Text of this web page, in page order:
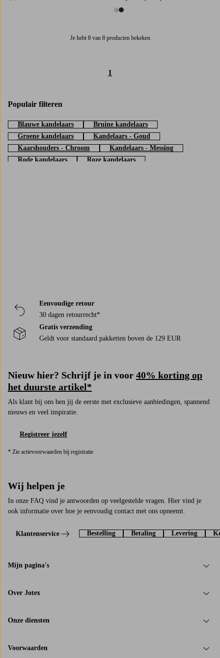
2 kleuren
2 kleuren
Je hebt 8 van 8 producten bekeken
1
Populair filteren
Blauwe kandelaars
Bruine kandelaars
Groene kandelaars
Kandelaars - Goud
Kaarshouders - Chroom
Kandelaars - Messing
Rode kandelaars
Roze kandelaars
Eenvoudige retour
30 dagen retourrecht*
Gratis verzending
Geldt voor standaard pakketten boven de 129 EUR
Nieuw hier? Schrijf je in voor 40% korting op
het duurste artikel*
Als klant bij ons ben jij de eerste met exclusieve aanbiedingen, spannend
nieuws en veel inspiratie.
Registreer jezelf
* Zie actievoorwaarden bij registratie
Wij helpen je
In onze FAQ vind je antwoorden op veelgestelde vragen. Hier vind je
ook informatie over hoe je eenvoudig contact met ons opneemt.
Klantenservice Bestelling Betaling Levering
Mijn pagina's
Over Jotex
Onze diensten
Voorwaarden